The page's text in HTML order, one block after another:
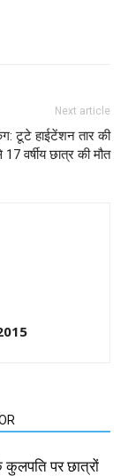
Next article
टूटे हाईटेंशन तार की
वर्षीय छात्र की मौत
कुलपति पर छात्रों